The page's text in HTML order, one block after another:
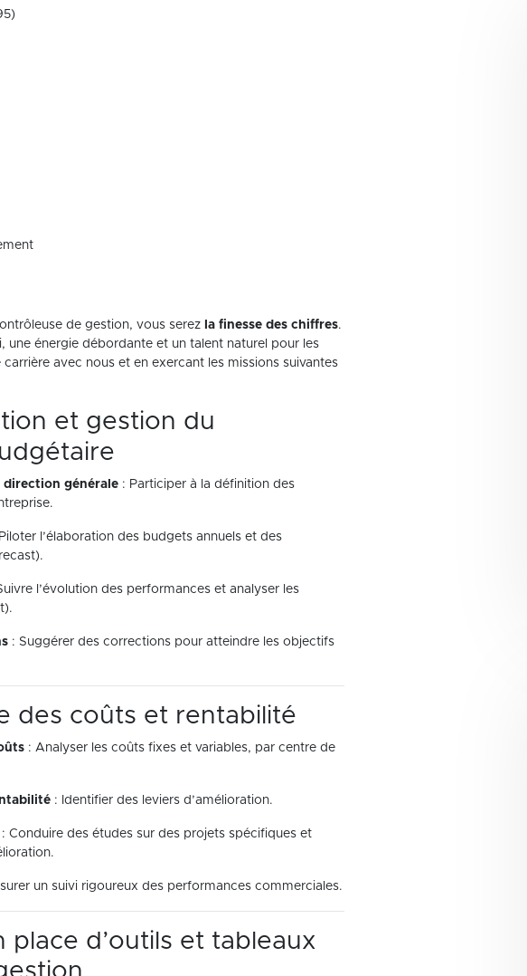
de gestion, vous serez la finesse des chiffres.
une énergie débordante et un talent naturel pour les
avec nous et en exercant les missions suivantes
et gestion du
direction générale: Participer à la définition des
l’élaboration des budgets annuels et des
l’évolution des performances et analyser les
: Suggérer des corrections pour atteindre les objectifs
des coûts et rentabilité
: Analyser les coûts fixes et variables, par centre de
: Identifier des leviers d’amélioration.
Conduire des études sur des projets spécifiques et
un suivi rigoureux des performances commerciales.
place d’outils et tableaux